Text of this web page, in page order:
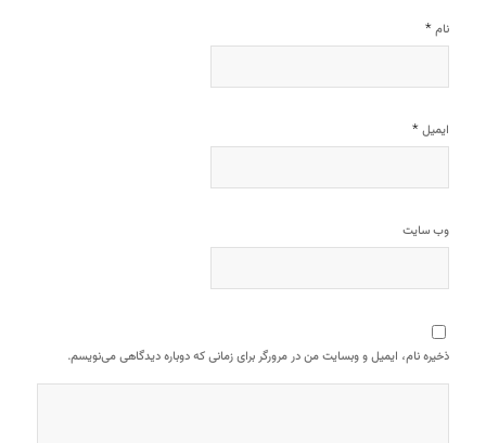
نام *
ایمیل *
وب‌ سایت
ذخیره نام، ایمیل و وبسایت من در مرورگر برای زمانی که دوباره دیدگاهی می‌نویسم.